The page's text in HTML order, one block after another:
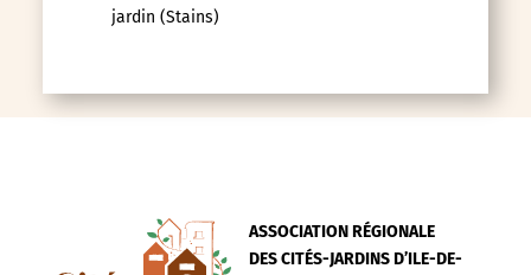
jardin (Stains)
ASSOCIATION RÉGIONALE
DES CITÉS-JARDINS D’ILE-DE-